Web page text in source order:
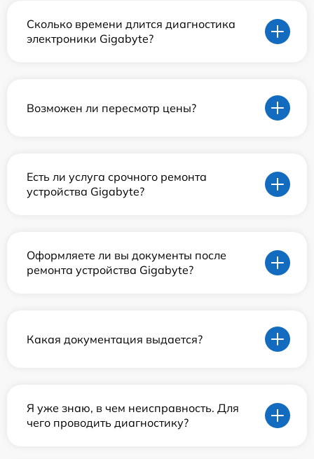
Сколько времени длится диагностика
электроники Gigabyte?
Возможен ли пересмотр цены?
Есть ли услуга срочного ремонта
устройства Gigabyte?
Оформляете ли вы документы после
ремонта устройства Gigabyte?
Какая документация выдается?
Я уже знаю, в чем неисправность. Для
чего проводить диагностику?